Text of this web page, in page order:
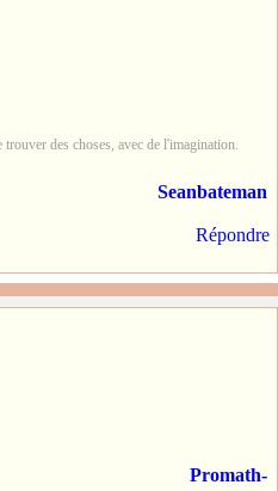
des choses, avec de l'imagination.
Seanbateman
Répondre
Promath-